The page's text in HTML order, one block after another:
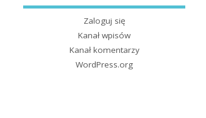
Zaloguj się
Kanał wpisów
Kanał komentarzy
WordPress.org